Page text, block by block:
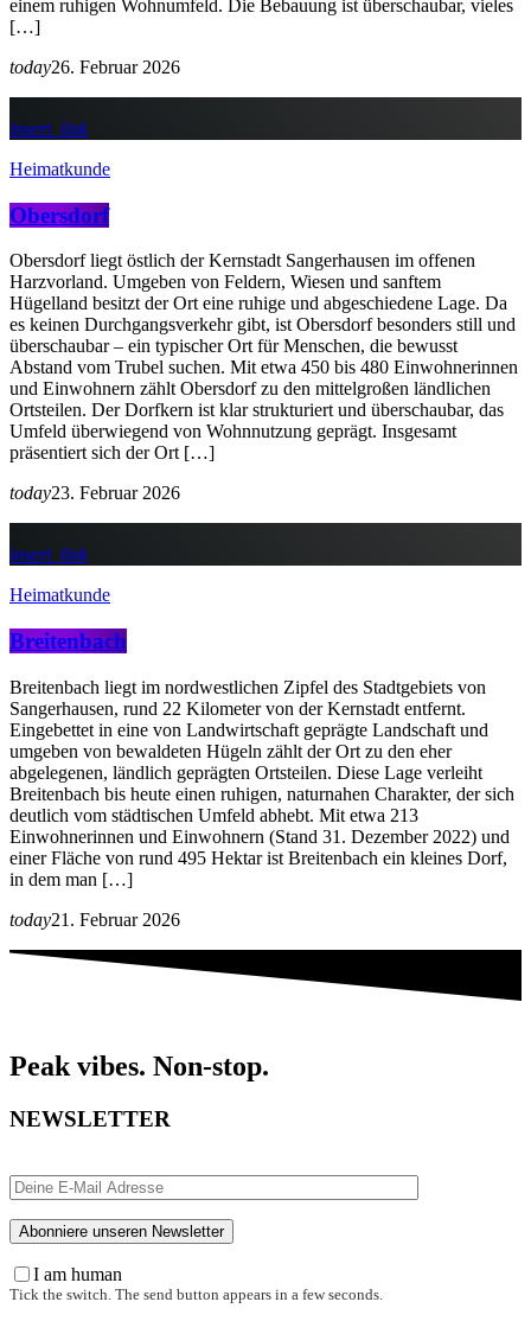
einem ruhigen Wohnumfeld. Die Bebauung ist überschaubar, vieles
[…]
today26. Februar 2026
insert_link
Heimatkunde
Obersdorf
Obersdorf liegt östlich der Kernstadt Sangerhausen im offenen
Harzvorland. Umgeben von Feldern, Wiesen und sanftem
Hügelland besitzt der Ort eine ruhige und abgeschiedene Lage. Da
es keinen Durchgangsverkehr gibt, ist Obersdorf besonders still und
überschaubar – ein typischer Ort für Menschen, die bewusst
Abstand vom Trubel suchen. Mit etwa 450 bis 480 Einwohnerinnen
und Einwohnern zählt Obersdorf zu den mittelgroßen ländlichen
Ortsteilen. Der Dorfkern ist klar strukturiert und überschaubar, das
Umfeld überwiegend von Wohnnutzung geprägt. Insgesamt
präsentiert sich der Ort […]
today23. Februar 2026
insert_link
Heimatkunde
Breitenbach
Breitenbach liegt im nordwestlichen Zipfel des Stadtgebiets von
Sangerhausen, rund 22 Kilometer von der Kernstadt entfernt.
Eingebettet in eine von Landwirtschaft geprägte Landschaft und
umgeben von bewaldeten Hügeln zählt der Ort zu den eher
abgelegenen, ländlich geprägten Ortsteilen. Diese Lage verleiht
Breitenbach bis heute einen ruhigen, naturnahen Charakter, der sich
deutlich vom städtischen Umfeld abhebt. Mit etwa 213
Einwohnerinnen und Einwohnern (Stand 31. Dezember 2022) und
einer Fläche von rund 495 Hektar ist Breitenbach ein kleines Dorf,
in dem man […]
today21. Februar 2026
Peak vibes. Non-stop.
NEWSLETTER
I am human
Tick the switch. The send button appears in a few seconds.